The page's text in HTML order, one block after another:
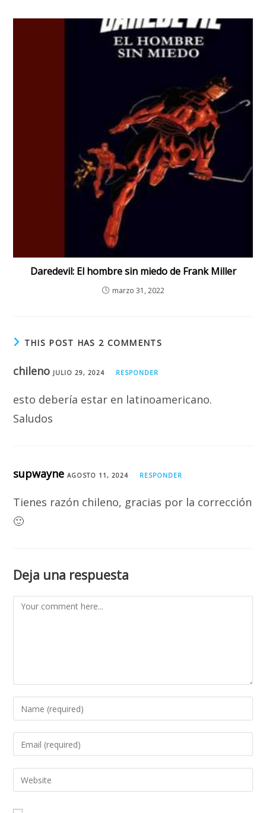
Daredevil: El hombre sin miedo de Frank Miller
marzo 31, 2022
THIS POST HAS 2 COMMENTS
chileno JULIO 29, 2024 RESPONDER
esto debería estar en latinoamericano.
Saludos
supwayne AGOSTO 11, 2024 RESPONDER
Tienes razón chileno, gracias por la corrección
🙂
Deja una respuesta
Comment
Enter
your
name
to
comment
Enter
your
email
address
Enter
your